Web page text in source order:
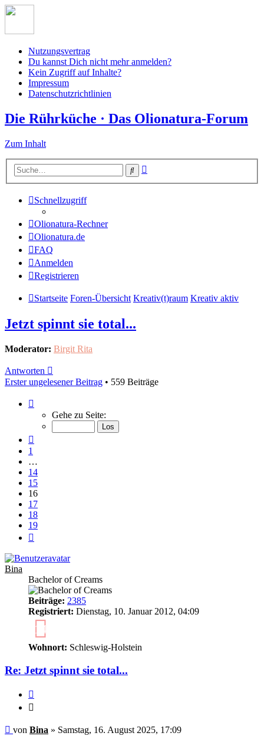
Nutzungsvertrag
Du kannst Dich nicht mehr anmelden?
Kein Zugriff auf Inhalte?
Impressum
Datenschutzrichtlinien
Die Rührküche · Das Olionatura-Forum
Zum Inhalt
Suche
Schnellzugriff
Olionatura-Rechner
Olionatura.de
FAQ
Anmelden
Registrieren
Startseite Foren-Übersicht Kreativ(t)raum Kreativ aktiv
Jetzt spinnt sie total...
Moderator: Birgit Rita
Antworten
Erster ungelesener Beitrag • 559 Beiträge
16
von
Gehe zu Seite:
1
…
14
15
16
17
18
19
Bina
Bachelor of Creams
Beiträge: 2385
Registriert: Dienstag, 10. Januar 2012, 04:09
14
Wohnort: Schleswig-Holstein
Re: Jetzt spinnt sie total...
Ungelesener
von Bina » Samstag, 16. August 2025, 17:09